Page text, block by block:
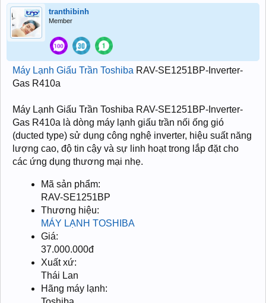
tranthibinh
Member
Máy Lạnh Giấu Trần Toshiba RAV-SE1251BP-Inverter-
Gas R410a
Máy Lạnh Giấu Trần Toshiba RAV-SE1251BP-Inverter-
Gas R410a là dòng máy lạnh giấu trần nối ống gió
(ducted type) sử dụng công nghệ inverter, hiệu suất năng
lượng cao, độ tin cậy và sự linh hoạt trong lắp đặt cho
các ứng dụng thương mại nhẹ.
Mã sản phẩm:
RAV-SE1251BP
Thương hiệu:
MÁY LẠNH TOSHIBA
Giá:
37.000.000đ
Xuất xứ:
Thái Lan
Hãng máy lạnh: